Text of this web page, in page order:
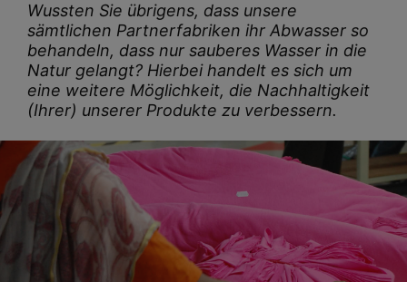
Wussten Sie übrigens, dass unsere
sämtlichen Partnerfabriken ihr Abwasser so
behandeln, dass nur sauberes Wasser in die
Natur gelangt? Hierbei handelt es sich um
eine weitere Möglichkeit, die Nachhaltigkeit
(Ihrer) unserer Produkte zu verbessern.